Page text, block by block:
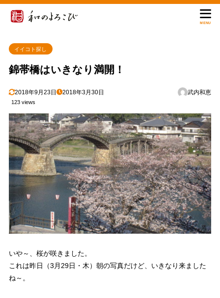
MENU
イイコト探し
錦帯橋はいきなり満開！
2018年9月23日 2018年3月30日 武内和恵
123 views
いや～、桜が咲きました。
これは昨日（3月29日・木）朝の写真だけど、いきなり来ました
ね～。